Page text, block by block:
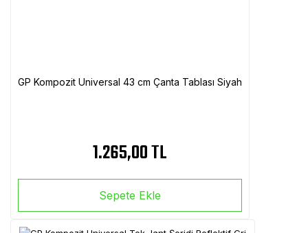
GP Kompozit Universal 43 cm Çanta Tablası Siyah
1.265,00 TL
Sepete Ekle